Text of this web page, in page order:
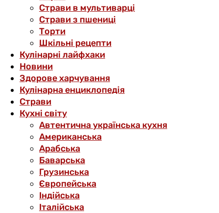
Страви в мультиварці
Страви з пшениці
Торти
Шкільні рецепти
Кулінарні лайфхаки
Новини
Здорове харчування
Кулінарна енциклопедія
Страви
Кухні світу
Автентична українська кухня
Американська
Арабська
Баварська
Грузинська
Європейська
Індійська
Італійська